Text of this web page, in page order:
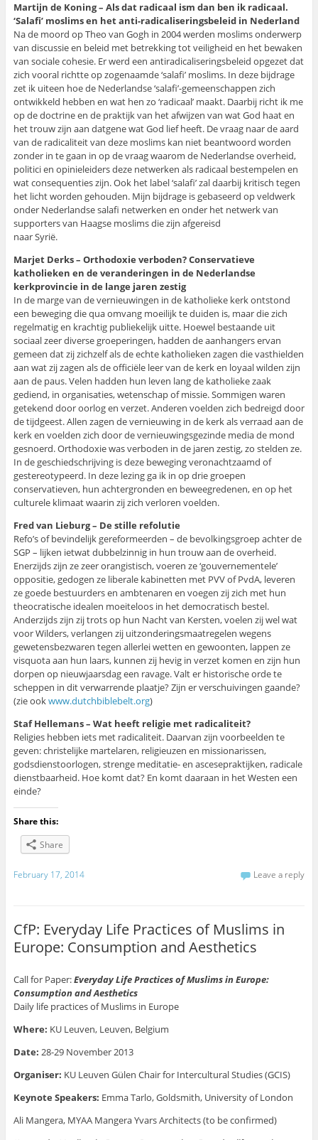
Martijn de Koning – Als dat radicaal ism dan ben ik radicaal.
‘Salafi’ moslims en het anti-radicaliseringsbeleid in Nederland
Na de moord op Theo van Gogh in 2004 werden moslims onderwerp
van discussie en beleid met betrekking tot veiligheid en het bewaken
van sociale cohesie. Er werd een antiradicaliseringsbeleid opgezet dat
zich vooral richtte op zogenaamde ‘salafi’ moslims. In deze bijdrage
zet ik uiteen hoe de Nederlandse ‘salafi’-gemeenschappen zich
ontwikkeld hebben en wat hen zo ‘radicaal’ maakt. Daarbij richt ik me
op de doctrine en de praktijk van het afwijzen van wat God haat en
het trouw zijn aan datgene wat God lief heeft. De vraag naar de aard
van de radicaliteit van deze moslims kan niet beantwoord worden
zonder in te gaan in op de vraag waarom de Nederlandse overheid,
politici en opinieleiders deze netwerken als radicaal bestempelen en
wat consequenties zijn. Ook het label ‘salafi’ zal daarbij kritisch tegen
het licht worden gehouden. Mijn bijdrage is gebaseerd op veldwerk
onder Nederlandse salafi netwerken en onder het netwerk van
supporters van Haagse moslims die zijn afgereisd
naar Syrië.
Marjet Derks – Orthodoxie verboden? Conservatieve
katholieken en de veranderingen in de Nederlandse
kerkprovincie in de lange jaren zestig
In de marge van de vernieuwingen in de katholieke kerk ontstond
een beweging die qua omvang moeilijk te duiden is, maar die zich
regelmatig en krachtig publiekelijk uitte. Hoewel bestaande uit
sociaal zeer diverse groeperingen, hadden de aanhangers ervan
gemeen dat zij zichzelf als de echte katholieken zagen die vasthielden
aan wat zij zagen als de officiële leer van de kerk en loyaal wilden zijn
aan de paus. Velen hadden hun leven lang de katholieke zaak
gediend, in organisaties, wetenschap of missie. Sommigen waren
getekend door oorlog en verzet. Anderen voelden zich bedreigd door
de tijdgeest. Allen zagen de vernieuwing in de kerk als verraad aan de
kerk en voelden zich door de vernieuwingsgezinde media de mond
gesnoerd. Orthodoxie was verboden in de jaren zestig, zo stelden ze.
In de geschiedschrijving is deze beweging veronachtzaamd of
gestereotypeerd. In deze lezing ga ik in op drie groepen
conservatieven, hun achtergronden en beweegredenen, en op het
culturele klimaat waarin zij zich verloren voelden.
Fred van Lieburg – De stille refolutie
Refo’s of bevindelijk gereformeerden – de bevolkingsgroep achter de
SGP – lijken ietwat dubbelzinnig in hun trouw aan de overheid.
Enerzijds zijn ze zeer orangistisch, voeren ze ‘gouvernementele’
oppositie, gedogen ze liberale kabinetten met PVV of PvdA, leveren
ze goede bestuurders en ambtenaren en voegen zij zich met hun
theocratische idealen moeiteloos in het democratisch bestel.
Anderzijds zijn zij trots op hun Nacht van Kersten, voelen zij wel wat
voor Wilders, verlangen zij uitzonderingsmaatregelen wegens
gewetensbezwaren tegen allerlei wetten en gewoonten, lappen ze
visquota aan hun laars, kunnen zij hevig in verzet komen en zijn hun
dorpen op nieuwjaarsdag een ravage. Valt er historische orde te
scheppen in dit verwarrende plaatje? Zijn er verschuivingen gaande?
(zie ookwww.dutchbiblebelt.org)
Staf Hellemans – Wat heeft religie met radicaliteit?
Religies hebben iets met radicaliteit. Daarvan zijn voorbeelden te
geven: christelijke martelaren, religieuzen en missionarissen,
godsdienstoorlogen, strenge meditatie- en ascesepraktijken, radicale
dienstbaarheid. Hoe komt dat? En komt daaraan in het Westen een
einde?
Share this:
Share
February 17, 2014 Leave a reply
CfP: Everyday Life Practices of Muslims in
Europe: Consumption and Aesthetics
Call for Paper:Everyday Life Practices of Muslims in Europe:
Consumption and Aesthetics
Daily life practices of Muslims in Europe
Where: KU Leuven, Leuven, Belgium
Date: 28-29 November 2013
Organiser: KU Leuven Gülen Chair for Intercultural Studies (GCIS)
Keynote Speakers: Emma Tarlo, Goldsmith, University of London
Ali Mangera, MYAA Mangera Yvars Architects (to be confirmed)